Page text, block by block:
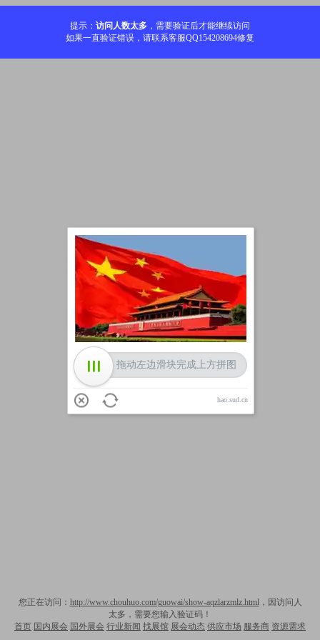
提示： 访问人数太多 ，需要验证后才能继续访问
如果一直验证错误，请联系客服QQ154208694修复
您正在访问： http://www.chouhuo.com/guowai/show-aqzlarzmlz.html，因访问人
太多，需要您输入验证码！
首页 国内展会 国外展会 行业新闻 找展馆 展会动态 供应市场 服务商 资源需求
加载中
拖动左边滑块完成上方拼图
hao.sud.cn